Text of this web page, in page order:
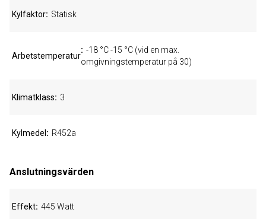
Kylfaktor Statisk
Arbetstemperatur
-18 °C -15 °C (vid en max.
omgivningstemperatur på 30)
Klimatklass 3
Kylmedel R452a
Anslutningsvärden
Effekt 445 Watt